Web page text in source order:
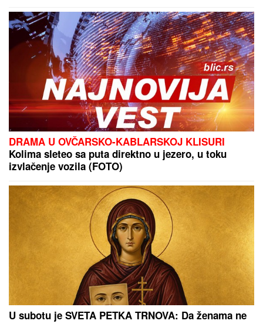
DRAMA U OVČARSKO-KABLARSKOJ KLISURI
Kolima sleteo sa puta direktno u jezero, u toku
izvlačenje vozila (FOTO)
U subotu je SVETA PETKA TRNOVA: Da ženama ne